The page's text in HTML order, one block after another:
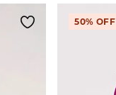
50% OFF